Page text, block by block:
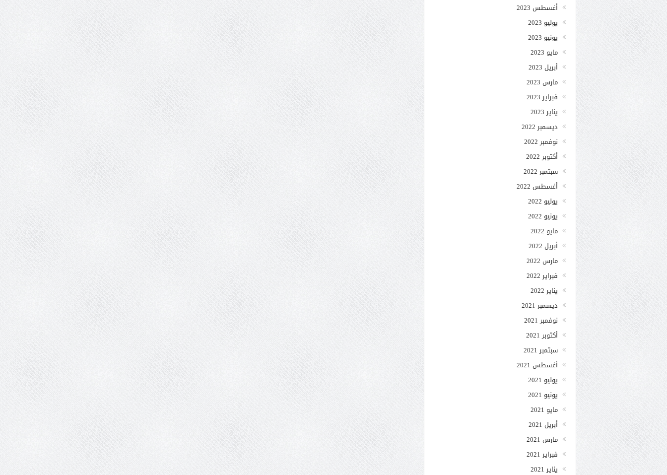
أغسطس 2023
يوليو 2023
يونيو 2023
مايو 2023
أبريل 2023
مارس 2023
فبراير 2023
يناير 2023
ديسمبر 2022
نوفمبر 2022
أكتوبر 2022
سبتمبر 2022
أغسطس 2022
يوليو 2022
يونيو 2022
مايو 2022
أبريل 2022
مارس 2022
فبراير 2022
يناير 2022
ديسمبر 2021
نوفمبر 2021
أكتوبر 2021
سبتمبر 2021
أغسطس 2021
يوليو 2021
يونيو 2021
مايو 2021
أبريل 2021
مارس 2021
فبراير 2021
يناير 2021